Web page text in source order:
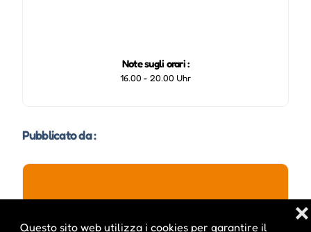
Questo sito web utilizza i cookies per garantire il
❌
Note sugli orari :
16.00 - 20.00 Uhr
Pubblicato da :